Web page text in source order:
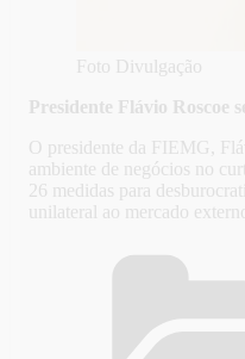
Foto Divulgação
Presidente Flávio Roscoe
O presidente da FIEMG,
ambiente de negócios no
26 medidas para
unilateral ao mercado